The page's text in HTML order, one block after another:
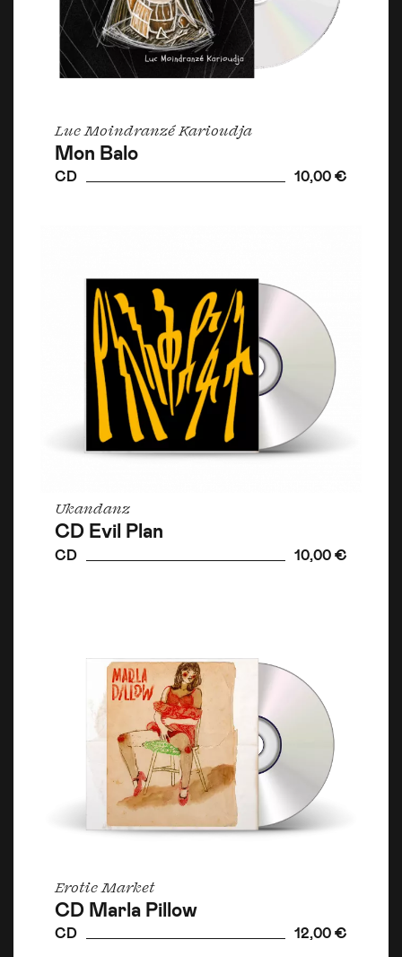
Luc Moindranzé Karioudja
Mon Balo
CD 10,00 €
Ukandanz
CD Evil Plan
CD 10,00 €
Erotic Market
CD Marla Pillow
CD 12,00 €